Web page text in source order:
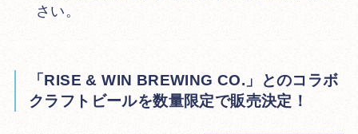
さい。
「RISE & WIN BREWING CO.」
とのコラボ
クラフトビールを数量限定で販売決定！